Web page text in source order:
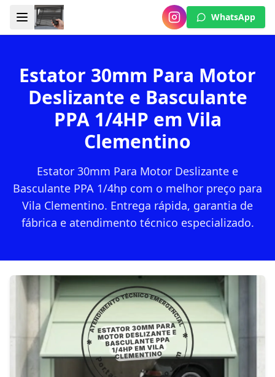
WhatsApp
Estator 30mm Para Motor
Deslizante e Basculante
PPA 1/4HP em Vila
Clementino
Estator 30mm Para Motor Deslizante e
Basculante PPA 1/4hp com o melhor preço para
Vila Clementino. Entrega rápida, garantia de
fábrica e atendimento técnico especializado.